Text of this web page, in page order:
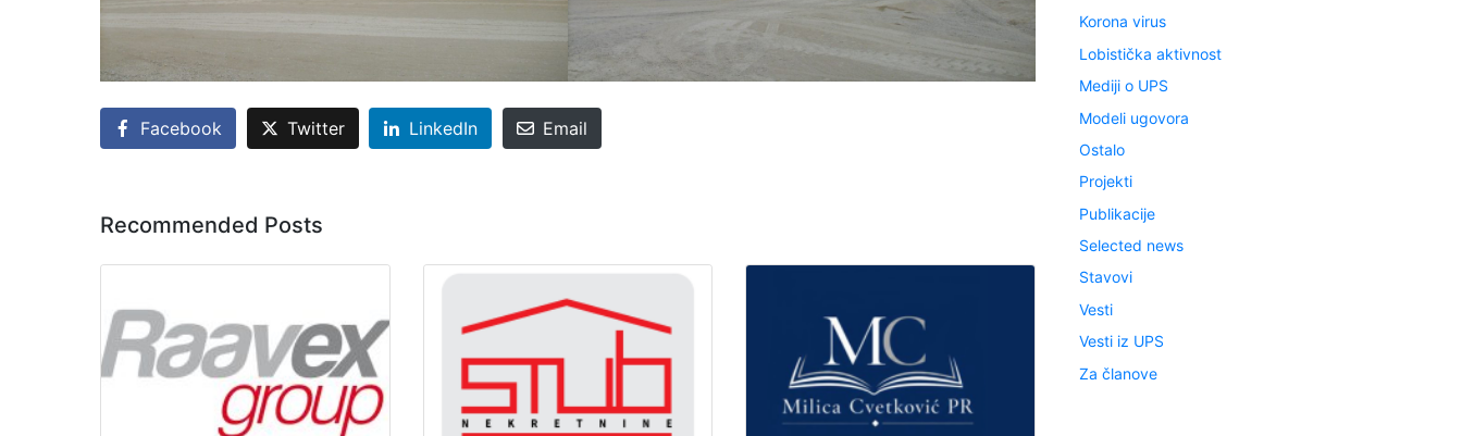
Facebook Twitter LinkedIn Email
Recommended Posts
Korona virus
Lobistička aktivnost
Mediji o UPS
Modeli ugovora
Ostalo
Projekti
Publikacije
Selected news
Stavovi
Vesti
Vesti iz UPS
Za članove